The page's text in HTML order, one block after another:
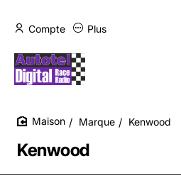
Compte Plus
Kenwood
Marque Kenwood